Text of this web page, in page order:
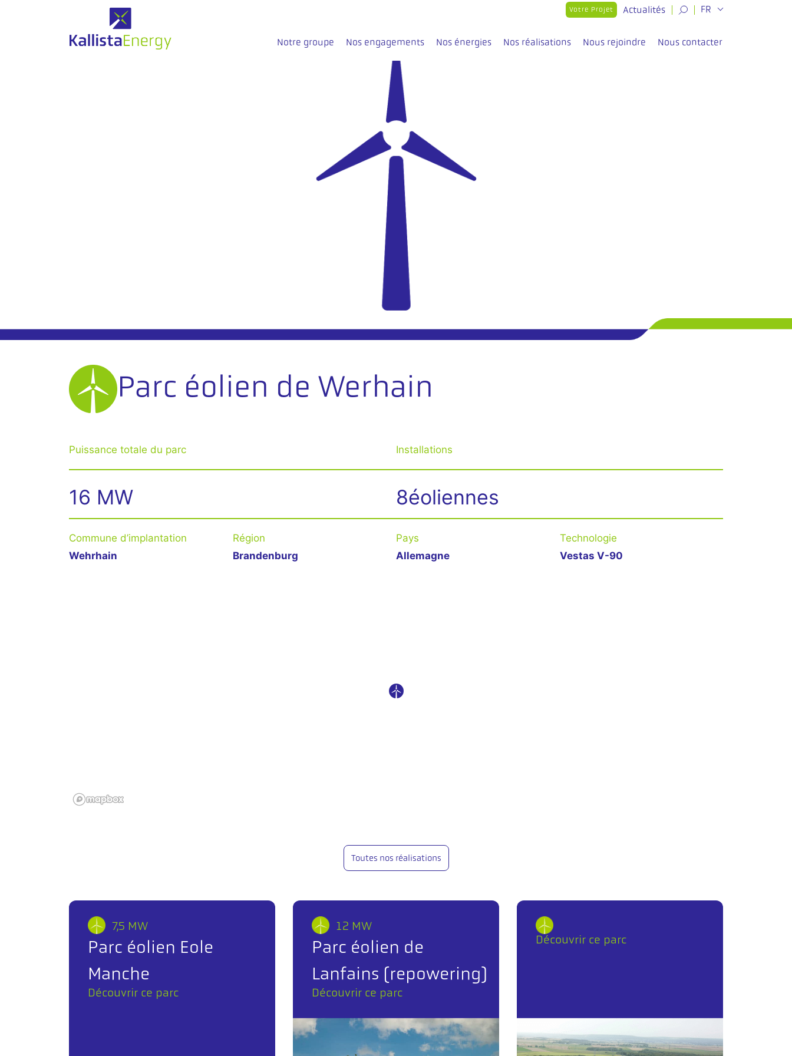
Votre Projet Actualités FR
Notre groupe Nos engagements Nos énergies Nos réalisations Nous rejoindre Nous contacter
Parc éolien de Werhain
Puissance totale du parc
16 MW
Installations
8éoliennes
Commune d’implantation
Wehrhain
Région
Brandenburg
Pays
Allemagne
Technologie
Vestas V-90
Toutes nos réalisations
7,5 MW
Parc éolien Eole
Manche
Découvrir ce parc
12 MW
Parc éolien de
Lanfains (repowering)
Découvrir ce parc
Découvrir ce parc